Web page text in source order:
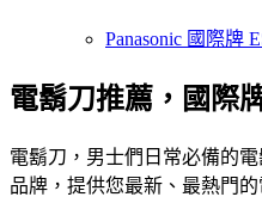
Panasonic 國際牌
電鬍刀推薦，國際
電鬍刀，男士們日常必備的電
品牌，提供您最新、最熱門